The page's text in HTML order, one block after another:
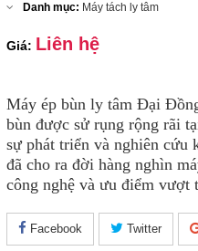
Danh mục: Máy tách ly tâm
Giá: Liên hệ
Máy ép bùn ly tâm Đại
bùn được sử rụng rộng rãi
sự phát triển và nghiên cứu
đã cho ra đời hàng nghìn
công nghệ và ưu điểm vượt
Facebook Twitter